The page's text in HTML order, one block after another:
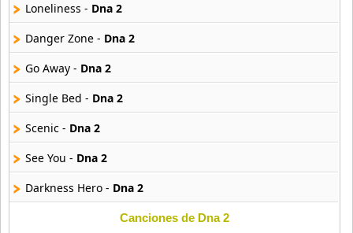
6 músicas online
Akikan
15 músicas online
Alejandro Arnais
3 músicas online
Amaenaideyo
26 músicas online
Loneliness - Dna 2
Danger Zone - Dna 2
Go Away - Dna 2
Single Bed - Dna 2
Scenic - Dna 2
See You - Dna 2
Darkness Hero - Dna 2
Canciones de Dna 2